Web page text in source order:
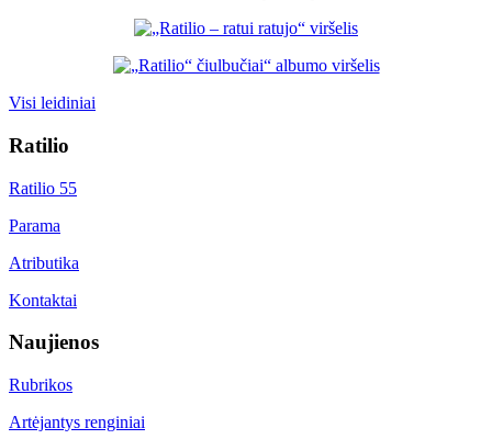
Visi leidiniai
Ratilio
Ratilio 55
Parama
Atributika
Kontaktai
Naujienos
Rubrikos
Artėjantys renginiai